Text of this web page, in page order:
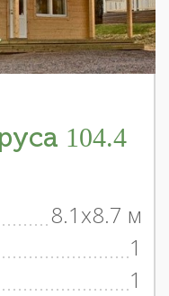
104.4
8.1x8.7 м
1
1